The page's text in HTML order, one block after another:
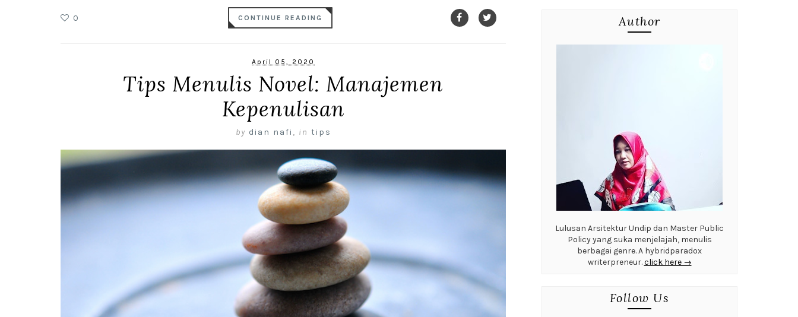
0 CONTINUE READING
April 05, 2020
Tips Menulis Novel: Manajemen
Kepenulisan
by dian nafi , in tips
Author
Lulusan Arsitektur Undip dan Master Public
Policy yang suka menjelajah, menulis
berbagai genre. A hybridparadox
writerpreneur.click here →
Follow Us